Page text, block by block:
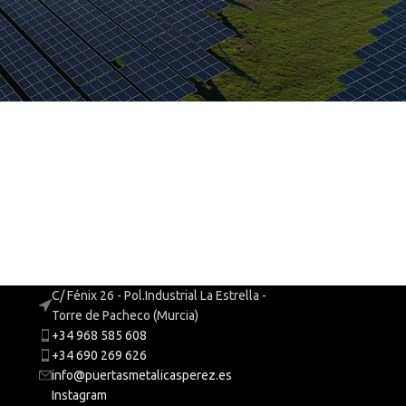
C/ Fénix 26 - Pol.Industrial La Estrella -
Torre de Pacheco (Murcia)
+34 968 585 608
+34 690 269 626
info@puertasmetalicasperez.es
Instagram